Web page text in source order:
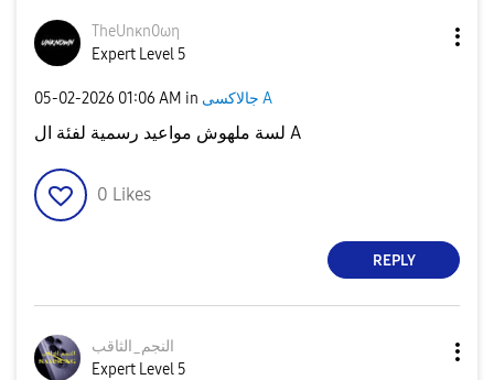
TheUnκn0ωη
Expert Level 5
‎05-02-2026 01:06 AM in جالاكسى A
لسة ملهوش مواعيد رسمية لفئة ال A
0 Likes
REPLY
النجم_الثاقب
Expert Level 5